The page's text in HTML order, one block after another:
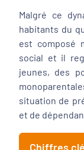
Malgré ce
habitants du
est composé
social et il
jeunes, des
situation de
et de
Chiffres